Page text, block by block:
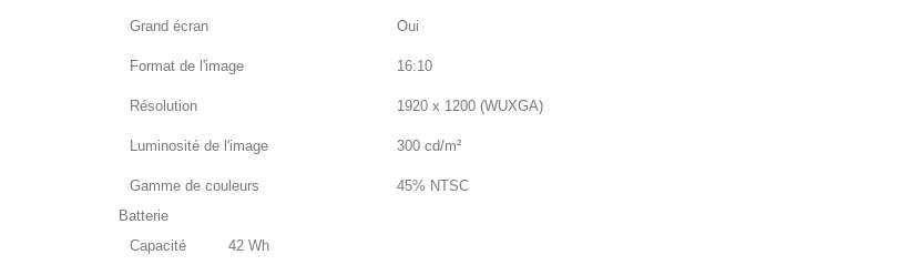
Grand écran Oui
Format de l'image 16:10
Résolution 1920 x 1200 (WUXGA)
Luminosité de l'image 300 cd/m²
Gamme de couleurs
45% NTSC
Batterie
Capacité
42 Wh